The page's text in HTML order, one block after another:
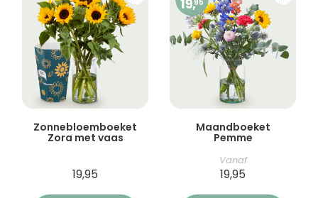
Zonnebloemboeket
Zora met vaas
19,95
Maandboeket
Pemme
Vanaf
19,95